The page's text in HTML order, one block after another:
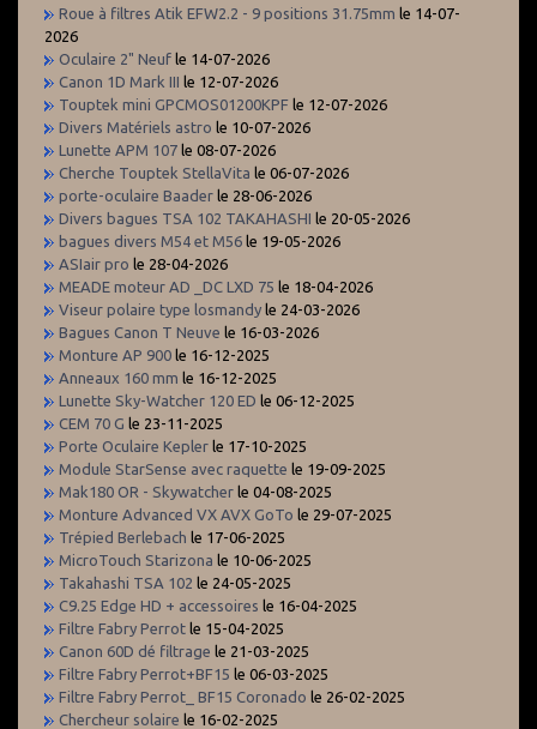
Roue à filtres Atik EFW2.2 - 9 positions 31.75mm le 14-07-
2026
Oculaire 2" Neuf le 14-07-2026
Canon 1D Mark III le 12-07-2026
Touptek mini GPCMOS01200KPF le 12-07-2026
Divers Matériels astro le 10-07-2026
Lunette APM 107 le 08-07-2026
Cherche Touptek StellaVita le 06-07-2026
porte-oculaire Baader le 28-06-2026
Divers bagues TSA 102 TAKAHASHI le 20-05-2026
bagues divers M54 et M56 le 19-05-2026
ASIair pro le 28-04-2026
MEADE moteur AD _DC LXD 75 le 18-04-2026
Viseur polaire type losmandy le 24-03-2026
Bagues Canon T Neuve le 16-03-2026
Monture AP 900 le 16-12-2025
Anneaux 160 mm le 16-12-2025
Lunette Sky-Watcher 120 ED le 06-12-2025
CEM 70 G le 23-11-2025
Porte Oculaire Kepler le 17-10-2025
Module StarSense avec raquette le 19-09-2025
Mak180 OR - Skywatcher le 04-08-2025
Monture Advanced VX AVX GoTo le 29-07-2025
Trépied Berlebach le 17-06-2025
MicroTouch Starizona le 10-06-2025
Takahashi TSA 102 le 24-05-2025
C9.25 Edge HD + accessoires le 16-04-2025
Filtre Fabry Perrot le 15-04-2025
Canon 60D dé filtrage le 21-03-2025
Filtre Fabry Perrot+BF15 le 06-03-2025
Filtre Fabry Perrot_ BF15 Coronado le 26-02-2025
Chercheur solaire le 16-02-2025